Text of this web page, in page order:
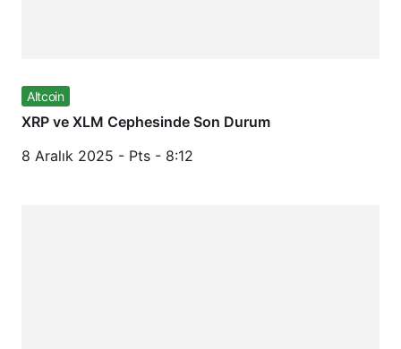
Altcoin
XRP ve XLM Cephesinde Son Durum
8 Aralık 2025 - Pts - 8:12